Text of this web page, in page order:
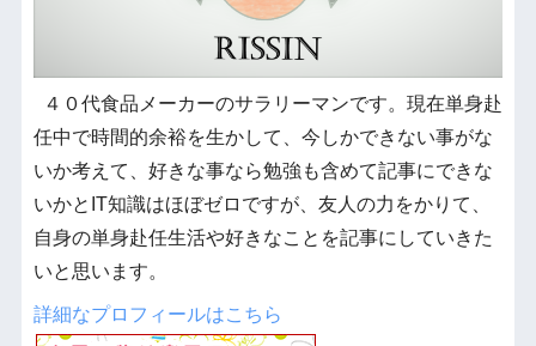
４０代食品メーカーのサラリーマンです。現在単身赴
任中で時間的余裕を生かして、今しかできない事がな
いか考えて、好きな事なら勉強も含めて記事にできな
いかとIT知識はほぼゼロですが、友人の力をかりて、
自身の単身赴任生活や好きなことを記事にしていきた
いと思います。
詳細なプロフィールはこちら